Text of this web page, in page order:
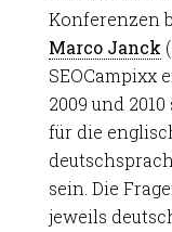
Konferenzen
Marco Janck
SEOCampixx
2009 und
für die
sein. Die
jeweils